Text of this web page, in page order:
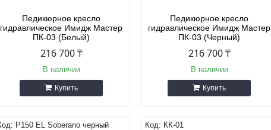
Педикюрное кресло
гидравлическое Имидж Мастер
ПК-03 (Белый)
216 700 ₸
В наличии
Купить
Педикюрное кресло
гидравлическое Имидж Мастер
ПК-03 (Черный)
216 700 ₸
В наличии
Купить
P150 EL Soberano черный КК-01